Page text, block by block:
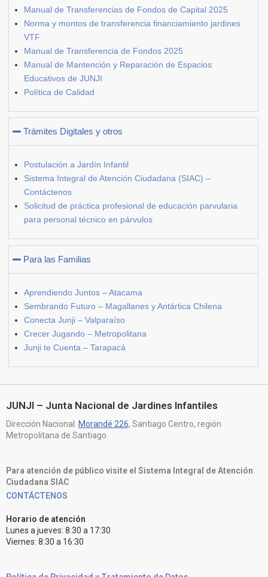
Manual de Transferencias de Fondos de Capital 2025
Norma y montos de transferencia financiamiento jardines
VTF
Manual de Transferencia de Fondos 2025
Manual de Mantención y Reparación de Espacios
Educativos de JUNJI
Política de Calidad
Trámites Digitales y otros
Postulación a Jardín Infantil
Sistema Integral de Atención Ciudadana (SIAC) –
Contáctenos
Solicitud de práctica profesional de educación parvularia
para personal técnico en párvulos
Para las Familias
Aprendiendo Juntos – Atacama
Sembrando Futuro – Magallanes y Antártica Chilena
Conecta Junji – Valparaíso
Crecer Jugando – Metropolitana
Junji te Cuenta – Tarapacá
JUNJI – Junta Nacional de Jardines Infantiles
Dirección Nacional: Morandé 226, Santiago Centro, región
Metropolitana de Santiago.
Para atención de público visite el Sistema Integral de Atención
Ciudadana SIAC
CONTÁCTENOS
Horario de atención
Lunes a jueves: 8:30 a 17:30
Viernes: 8:30 a 16:30